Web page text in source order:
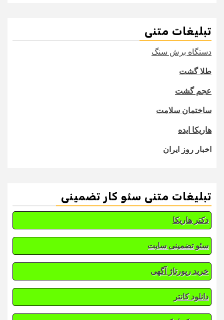
تبلیغات متنی
دستگاه برش سنگ
طلا گشت
عجم گشت
ساختمان سلامت
هاریکا ایده
اخبار روز ایران
تبلیغات متنی سئو کار تضمینی
دکتر هاریکا
سئو تضمینی سایت
خرید رپورتاژ آگهی
دانلود کانتر